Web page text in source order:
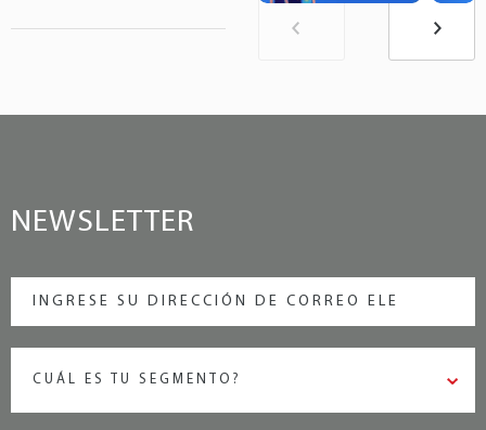
NEWSLETTER
CUÁL ES TU SEGMENTO?